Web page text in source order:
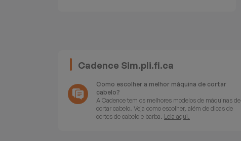
Cadence Sim.pli.fi.ca
Como escolher a melhor máquina de cortar
cabelo?
A Cadence tem os melhores modelos de máquinas de
cortar cabelo. Veja como escolher, além de dicas de
cortes de cabelo e barba. Leia aqui.